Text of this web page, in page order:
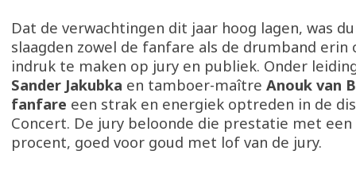
Dat de verwachtingen dit jaar hoog lagen, was
slaagden zowel de fanfare als de drumband erin
indruk te maken op jury en publiek. Onder
Sander Jakubka en tamboer-maître Anouk van
fanfare een strak en energiek optreden in de
Concert. De jury beloonde die prestatie met een
procent, goed voor goud met lof van de jury.